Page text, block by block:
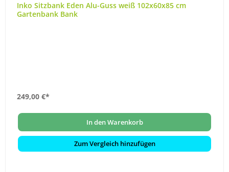
Inko Sitzbank Eden Alu-Guss weiß 102x60x85 cm
Gartenbank Bank
249,00 €*
In den Warenkorb
Zum Vergleich hinzufügen